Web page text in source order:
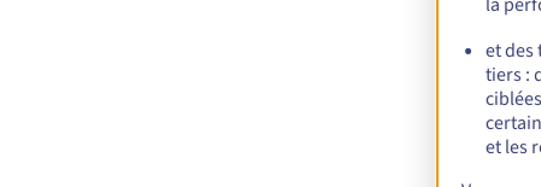
et des
tiers :
et les